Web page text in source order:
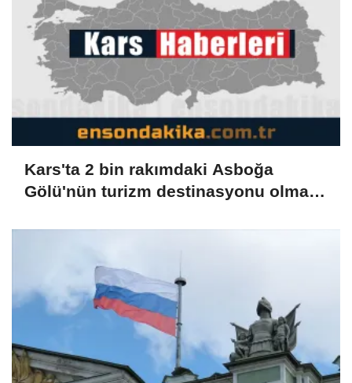
Kars'ta 2 bin rakımdaki Asboğa
Gölü'nün turizm destinasyonu olması